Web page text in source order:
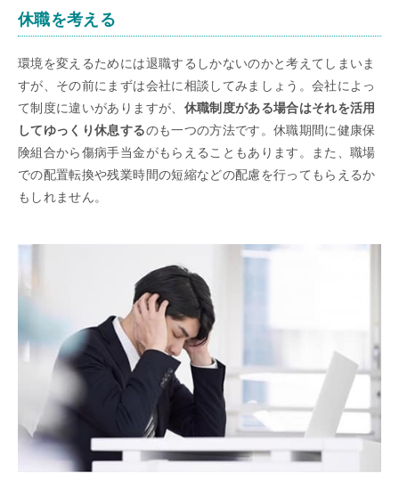
休職を考える
環境を変えるためには退職するしかないのかと考えてしまいま
すが、その前にまずは会社に相談してみましょう。会社によっ
て制度に違いがありますが、 休職制度がある場合はそれを活用
してゆっくり休息するのも一つの方法です。休職期間に健康保
険組合から傷病手当金がもらえることもあります。また、職場
での配置転換や残業時間の短縮などの配慮を行ってもらえるか
もしれません。